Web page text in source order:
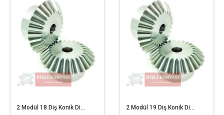
2 Modül 18 Diş Konik Dişli 2 Modül 19 Diş Konik Dişli